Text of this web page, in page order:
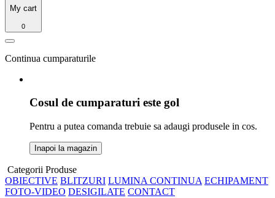
My cart
0
Continua cumparaturile
Cosul de cumparaturi este gol
Pentru a putea comanda trebuie sa adaugi produsele in cos.
Inapoi la magazin
Categorii Produse
OBIECTIVE BLITZURI LUMINA CONTINUA ECHIPAMENT
FOTO-VIDEO DESIGILATE CONTACT